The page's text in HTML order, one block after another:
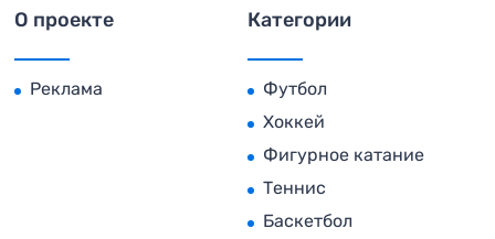
О проекте
Реклама
Категории
Футбол
Хоккей
Фигурное катание
Теннис
Баскетбол